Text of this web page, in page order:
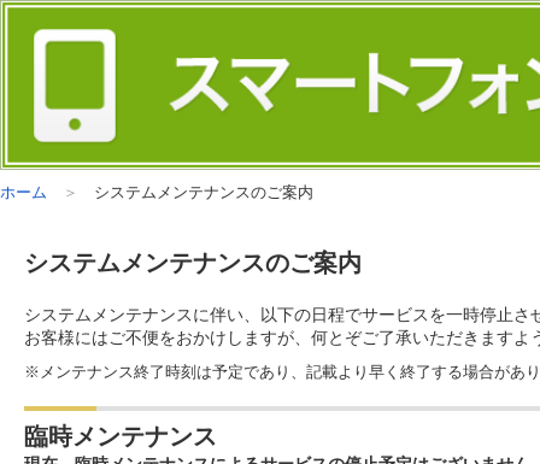
ホーム システムメンテナンスのご案内
システムメンテナンスのご案内
システムメンテナンスに伴い、以下の日程でサービスを一時停止さ
お客様にはご不便をおかけしますが、何とぞご了承いただきますよ
※メンテナンス終了時刻は予定であり、記載より早く終了する場合があ
臨時メンテナンス